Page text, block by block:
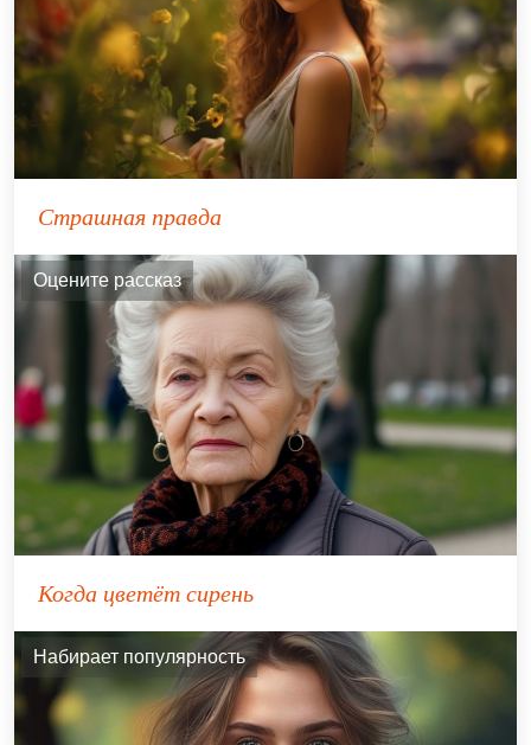
Страшная правда
Оцените рассказ
Когда цветёт сирень
Набирает популярность